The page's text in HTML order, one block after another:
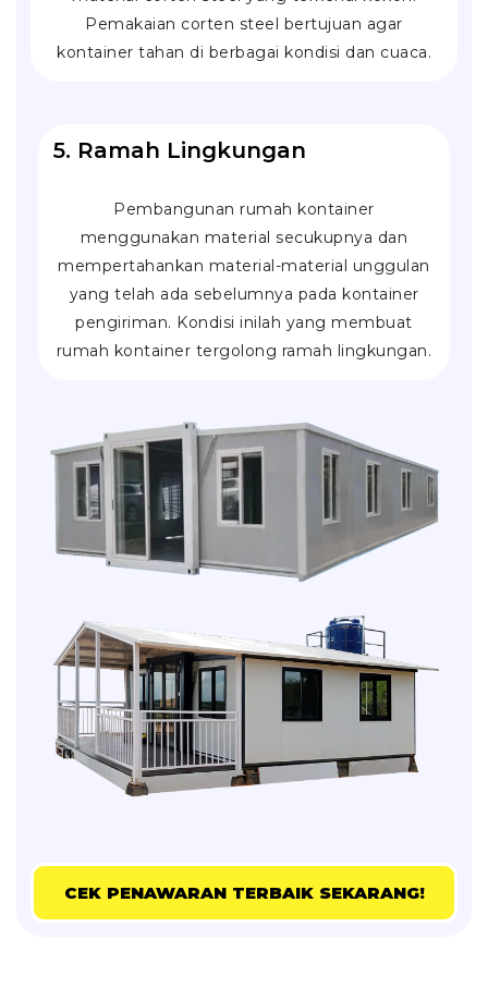
Pemakaian corten steel bertujuan agar
kontainer tahan di berbagai kondisi dan cuaca.
5. Ramah Lingkungan
Pembangunan rumah kontainer
menggunakan material secukupnya dan
mempertahankan material-material unggulan
yang telah ada sebelumnya pada kontainer
pengiriman. Kondisi inilah yang membuat
rumah kontainer tergolong ramah lingkungan.
CEK PENAWARAN TERBAIK SEKARANG!